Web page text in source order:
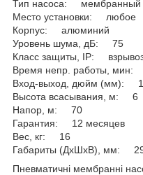
Тип насоса: мембранный
Место установки: любое
Корпус: алюминий
Уровень шума, дБ: 75
Класс защиты, IP:
Время непр. работы, мин:
Вход-выход, дюйм (мм): 1
Высота всасывания, м: 6
Напор, м: 70
Гарантия: 12 месяцев
Вес, кг: 16
Габариты (ДхШхВ), мм:
Пневматичні мембранні